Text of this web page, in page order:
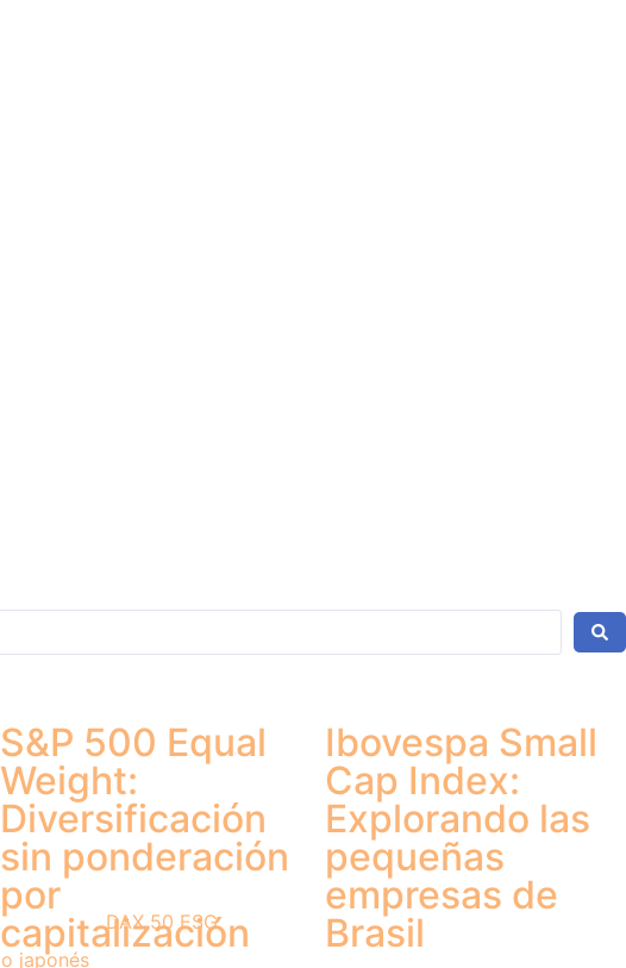
S&P 500 Equal
Weight:
Diversificación
sin ponderación
por
capitalización
Ibovespa Small
Cap Index:
Explorando las
pequeñas
empresas de
Brasil